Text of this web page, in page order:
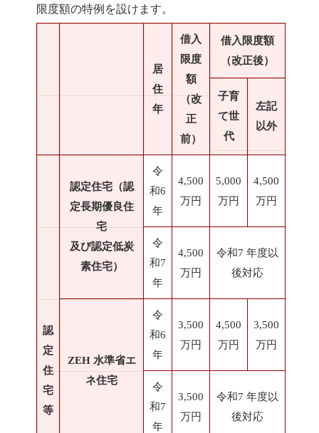
限度額の特例を設けます。
居
住
年
借入
限度
額
（改
正
前）
借入限度額
（改正後）
子育
て世
代
左記
以外
認
定
住
宅
等
認定住宅（認
定長期優良住
宅
及び認定低炭
素住宅）
令
和6
年
4,500
万円
5,000
万円
4,500
万円
令
和7
年
4,500
万円
令和7 年度以
後対応
ZEH 水準省エ
ネ住宅
令
和6
年
3,500
万円
4,500
万円
3,500
万円
令
和7
年
3,500
万円
令和7 年度以
後対応